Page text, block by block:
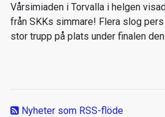
Nyheter som RSS-flöde
Vårsimiaden i Torvalla i helgen
från SKKs simmare! Flera slog
stor trupp på plats under finalen